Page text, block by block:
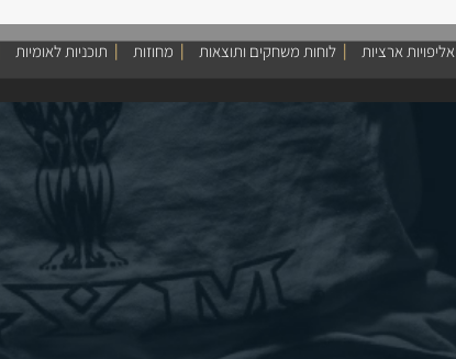
אליפויות ארציות לוחות משחקים ותוצאות מחוזות תוכניות לאומיות